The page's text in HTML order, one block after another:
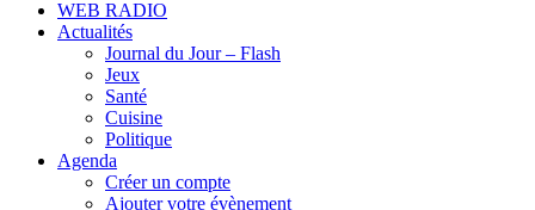
WEB RADIO
Actualités
Journal du Jour – Flash
Jeux
Santé
Cuisine
Politique
Agenda
Créer un compte
Ajouter votre évènement